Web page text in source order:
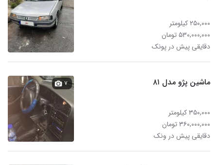
۲۵۰,۰۰۰ کیلومتر
۵۳۰,۰۰۰,۰۰۰ تومان
دقایقی پیش در پونک
ماشین پژو مدل ۸۱
۳۵۰,۰۰۰ کیلومتر
۳۶۰,۰۰۰,۰۰۰ تومان
دقایقی پیش در ونک
۷